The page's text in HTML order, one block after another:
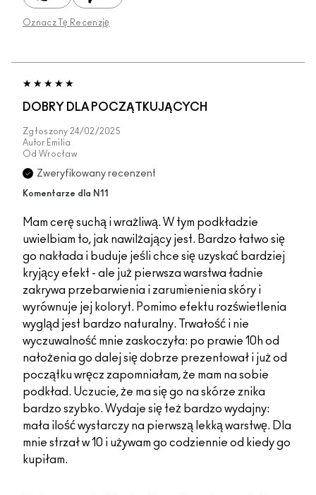
Oznacz Tę Recenzję
DOBRY DLA POCZĄTKUJĄCYCH
Zgłoszony 24/02/2025
Autor Emilia
Od Wrocław
Zweryfikowany recenzent
Komentarze dla N11
Mam cerę suchą i wrażliwą. W tym podkładzie
uwielbiam to, jak nawilżający jest. Bardzo łatwo się
go nakłada i buduje jeśli chce się uzyskać bardziej
kryjący efekt - ale już pierwsza warstwa ładnie
zakrywa przebarwienia i zarumienienia skóry i
wyrównuje jej koloryt. Pomimo efektu rozświetlenia
wygląd jest bardzo naturalny. Trwałość i nie
wyczuwalność mnie zaskoczyła: po prawie 10h od
nałożenia go dalej się dobrze prezentował i już od
początku wręcz zapomniałam, że mam na sobie
podkład. Uczucie, że ma się go na skórze znika
bardzo szybko. Wydaje się też bardzo wydajny:
mała ilość wystarczy na pierwszą lekką warstwę. Dla
mnie strzał w 10 i używam go codziennie od kiedy go
kupiłam.